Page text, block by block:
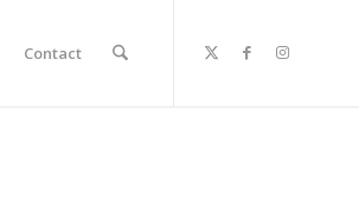
Contact